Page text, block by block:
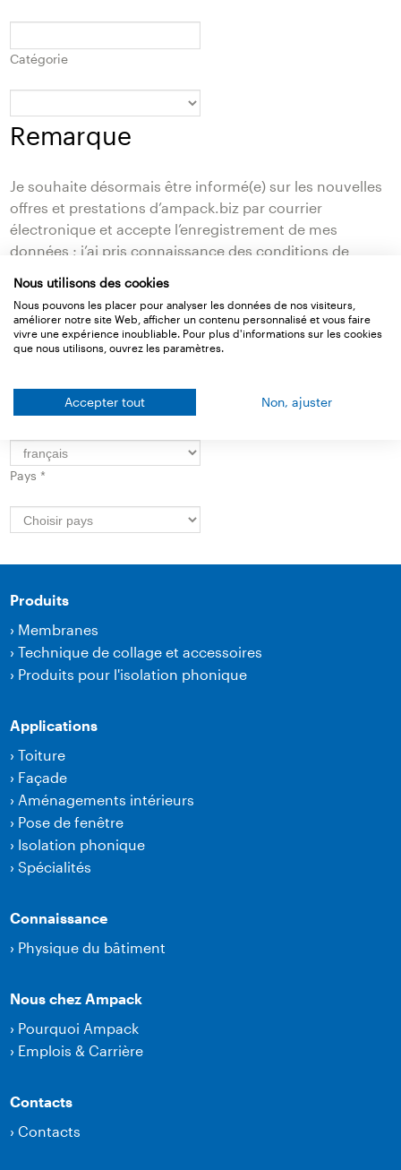
Catégorie
Remarque
Je souhaite désormais être informé(e) sur les nouvelles
offres et prestations d’ampack.biz par courrier
électronique et accepte l’enregistrement de mes
données ; j’ai pris connaissance des conditions de
mailXpert comme plate-forme marketing. En cliquant
sur « Inscription », vous validez le transfert de vos
données à mailXpert en vue de leur traitement.*
Langue par défaut *
Pays *
Produits
› Membranes
›Technique de collage et accessoires
› Produits pour l'isolation phonique
Applications
›Toiture
› Façade
› Aménagements intérieurs
› Pose de fenêtre
› Isolation phonique
›Spécialités
Connaissance
› Physique du bâtiment
Nous chez Ampack
› Pourquoi Ampack
› Emplois & Carrière
Contacts
›Contacts
Nous utilisons des cookies
Nous pouvons les placer pour analyser les données de nos visiteurs,
améliorer notre site Web, afficher un contenu personnalisé et vous faire
vivre une expérience inoubliable. Pour plus d'informations sur les cookies
que nous utilisons, ouvrez les paramètres.
Accepter tout Non, ajuster